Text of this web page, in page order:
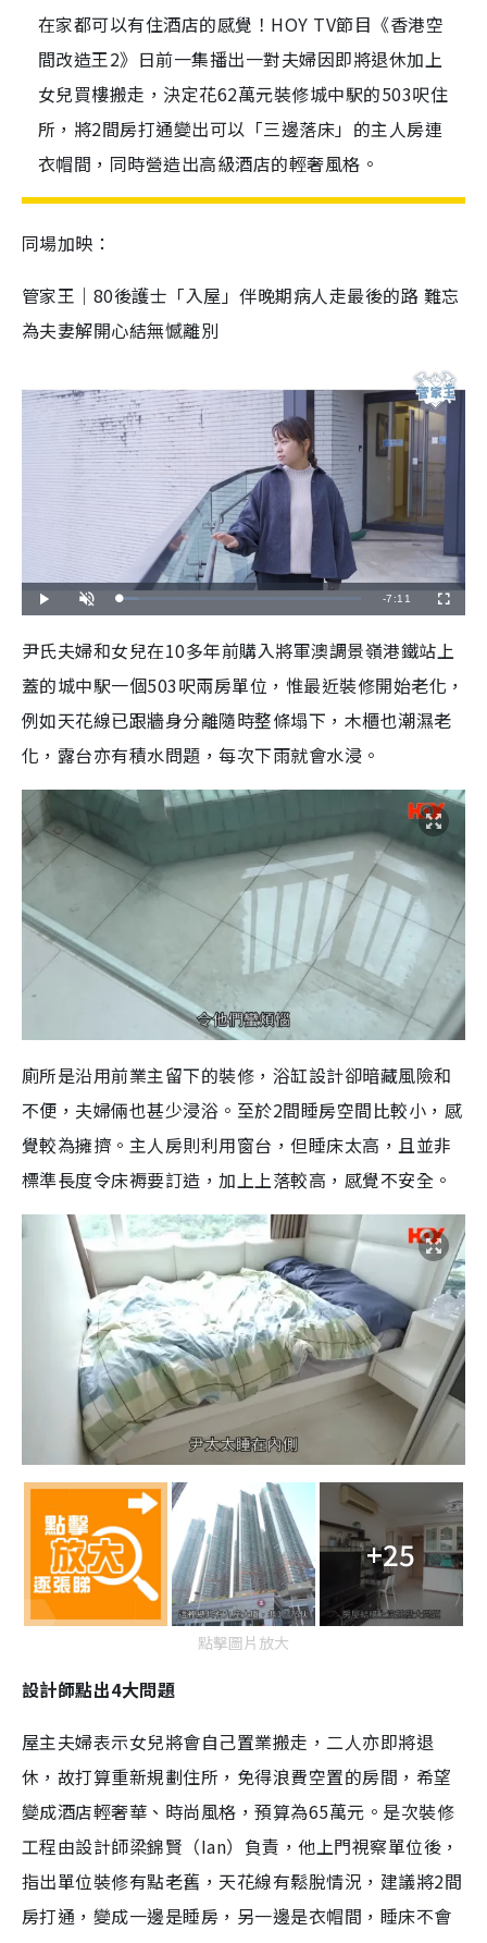
在家都可以有住酒店的感覺！HOY TV節目《香港空
間改造王2》日前一集播出一對夫婦因即將退休加上
女兒買樓搬走，決定花62萬元裝修城中駅的503呎住
所，將2間房打通變出可以「三邊落床」的主人房連
衣帽間，同時營造出高級酒店的輕奢風格。
同場加映：
管家王｜80後護士「入屋」伴晚期病人走最後的路 難忘
為夫妻解開心結無憾離別
l
n
t
e
L
o
e
d
7
.
2
%
R
a
i
g
T
m
-7:11
u
s
c
e
e
尹氏夫婦和女兒在10多年前購入將軍澳調景嶺港鐵站上
蓋的城中駅一個503呎兩房單位，惟最近裝修開始老化，
例如天花線已跟牆身分離隨時整條塌下，木櫃也潮濕老
化，露台亦有積水問題，每次下雨就會水浸。
廁所是沿用前業主留下的裝修，浴缸設計卻暗藏風險和
不便，夫婦倆也甚少浸浴。至於2間睡房空間比較小，感
覺較為擁擠。主人房則利用窗台，但睡床太高，且並非
標準長度令床褥要訂造，加上上落較高，感覺不安全。
+25
點擊圖片放大
設計師點出4大問題
屋主夫婦表示女兒將會自己置業搬走，二人亦即將退
休，故打算重新規劃住所，免得浪費空置的房間，希望
變成酒店輕奢華、時尚風格，預算為65萬元。是次裝修
工程由設計師梁錦賢（Ian）負責，他上門視察單位後，
指出單位裝修有點老舊，天花線有鬆脫情況，建議將2間
房打通，變成一邊是睡房，另一邊是衣帽間，睡床不會